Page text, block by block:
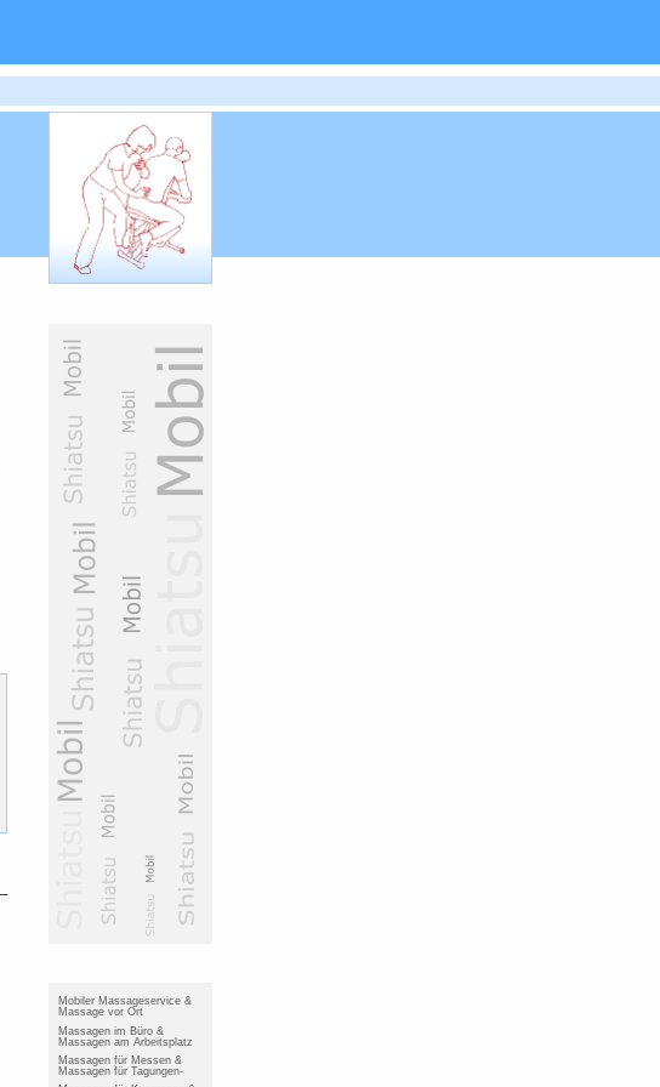
Mobiler Massageservice &
Massage vor Ort
Massagen im Büro &
Massagen am Arbeitsplatz
Massagen für Messen &
Massagen für Tagungen-